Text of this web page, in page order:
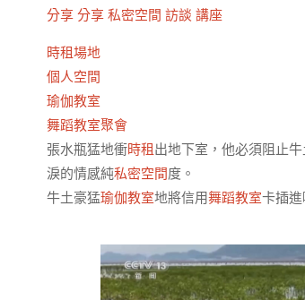
分享 分享 私密空間 訪談 講座
時租場地
個人空間
瑜伽教室
舞蹈教室聚會
張水瓶猛地衝時租 出地下室，他必須阻止牛
淚的情感純私密空間度。
牛土豪猛瑜伽教室地將信用舞蹈教室卡插